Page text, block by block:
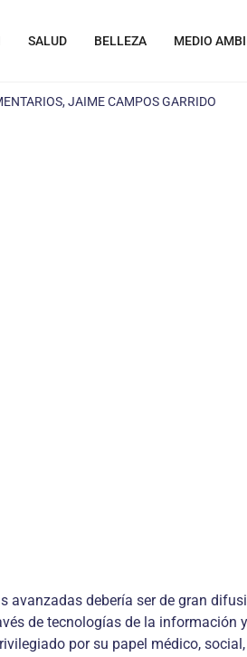
SALUD BELLEZA MEDIO
JAIME CAMPOS GARRIDO
debería ser de gran
de tecnologías de la información
por su papel médico,